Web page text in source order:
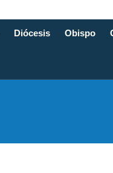
Diócesis Obispo